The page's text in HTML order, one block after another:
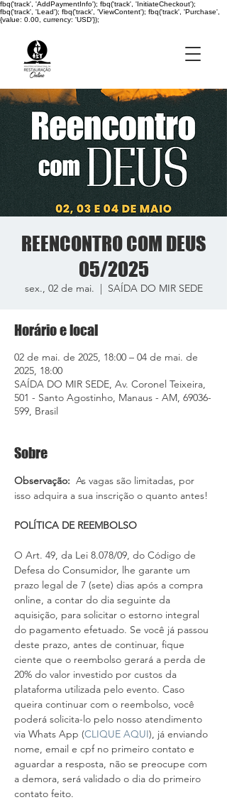
fbq('track', 'AddPaymentInfo'); fbq('track', 'InitiateCheckout');
fbq('track', 'Lead'); fbq('track', 'ViewContent'); fbq('track', 'Purchase',
{value: 0.00, currency: 'USD'});
REENCONTRO COM DEUS
05/2025
sex., 02 de mai.
  |
SAÍDA DO MIR SEDE
Horário e local
02 de mai. de 2025, 18:00 – 04 de mai. de
2025, 18:00
SAÍDA DO MIR SEDE, Av. Coronel Teixeira,
501 - Santo Agostinho, Manaus - AM, 69036-
599, Brasil
Sobre
Observação: As vagas são limitadas, por
isso adquira a sua inscrição o quanto antes!
POLÍTICA DE REEMBOLSO
O Art. 49, da Lei 8.078/09, do Código de
Defesa do Consumidor, lhe garante um
prazo legal de 7 (sete) dias após a compra
online, a contar do dia seguinte da
aquisição, para solicitar o estorno integral
do pagamento efetuado. Se você já passou
deste prazo, antes de continuar, fique
ciente que o reembolso gerará a perda de
20% do valor investido por custos da
plataforma utilizada pelo evento. Caso
queira continuar com o reembolso, você
poderá solicita-lo pelo nosso atendimento
via Whats App (CLIQUE AQUI), já enviando
nome, email e cpf no primeiro contato e
aguardar a resposta, não se preocupe com
a demora, será validado o dia do primeiro
contato feito.